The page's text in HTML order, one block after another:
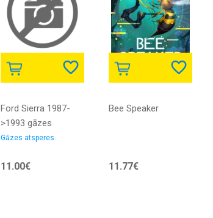
Ford Sierra 1987-
>1993 gāzes
atspere aizmugures
ar skalruniem
Gāzes atsperes
11.00€
Bee Speaker
11.77€